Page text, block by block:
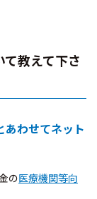
教えて下さ
わせてネット
の医療機関等向